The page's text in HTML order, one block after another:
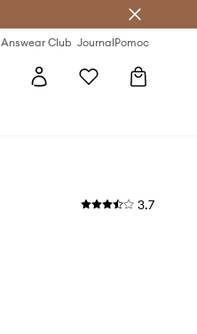
Answear Club JournalPomoc
3.7